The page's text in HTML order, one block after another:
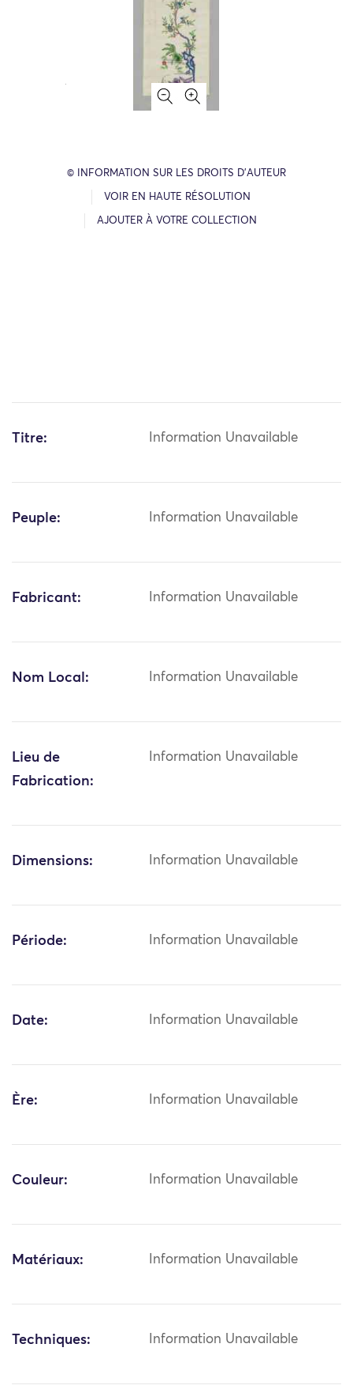
© INFORMATION SUR LES DROITS D’AUTEUR
VOIR EN HAUTE RÉSOLUTION
AJOUTER À VOTRE COLLECTION
Titre: Information Unavailable
Peuple: Information Unavailable
Fabricant: Information Unavailable
Nom Local: Information Unavailable
Lieu de
Fabrication:
Information Unavailable
Dimensions: Information Unavailable
Période: Information Unavailable
Date: Information Unavailable
Ère: Information Unavailable
Couleur: Information Unavailable
Matériaux: Information Unavailable
Techniques: Information Unavailable